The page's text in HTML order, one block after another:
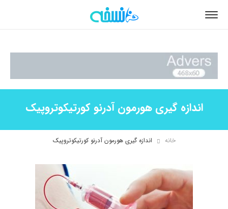
اندازه گیری هورمون آدرنو کورتیکوتروپیک
خانه اندازه گیری هورمون آدرنو کورتیکوتروپیک